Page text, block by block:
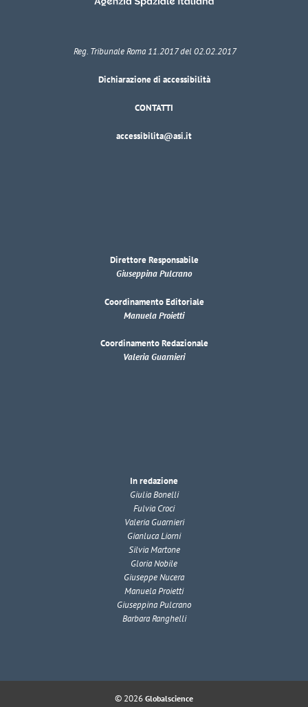
Reg. Tribunale Roma 11.2017 del 02.02.2017
Dichiarazione di accessibilità
CONTATTI
accessibilita@asi.it
Direttore Responsabile
Giuseppina Pulcrano
Coordinamento Editoriale
Manuela Proietti
Coordinamento Redazionale
Valeria Guarnieri
In redazione
Giulia Bonelli
Fulvia Croci
Valeria Guarnieri
Gianluca Liorni
Silvia Martone
Gloria Nobile
Giuseppe Nucera
Manuela Proietti
Giuseppina Pulcrano
Barbara Ranghelli
© 2026 Globalscience